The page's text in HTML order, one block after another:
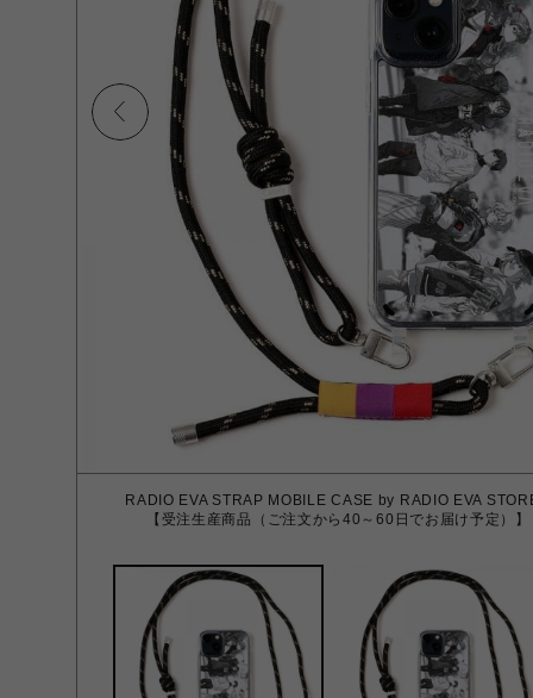
RADIO EVA STRAP MOBILE CASE by RADIO EVA
【受注生産商品（ご注文から40～60日でお届け予定）